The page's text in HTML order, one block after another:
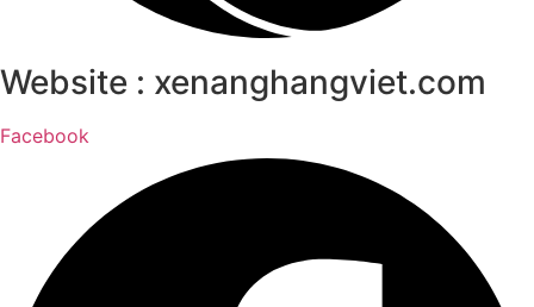
Website : xenanghangviet.com
Facebook